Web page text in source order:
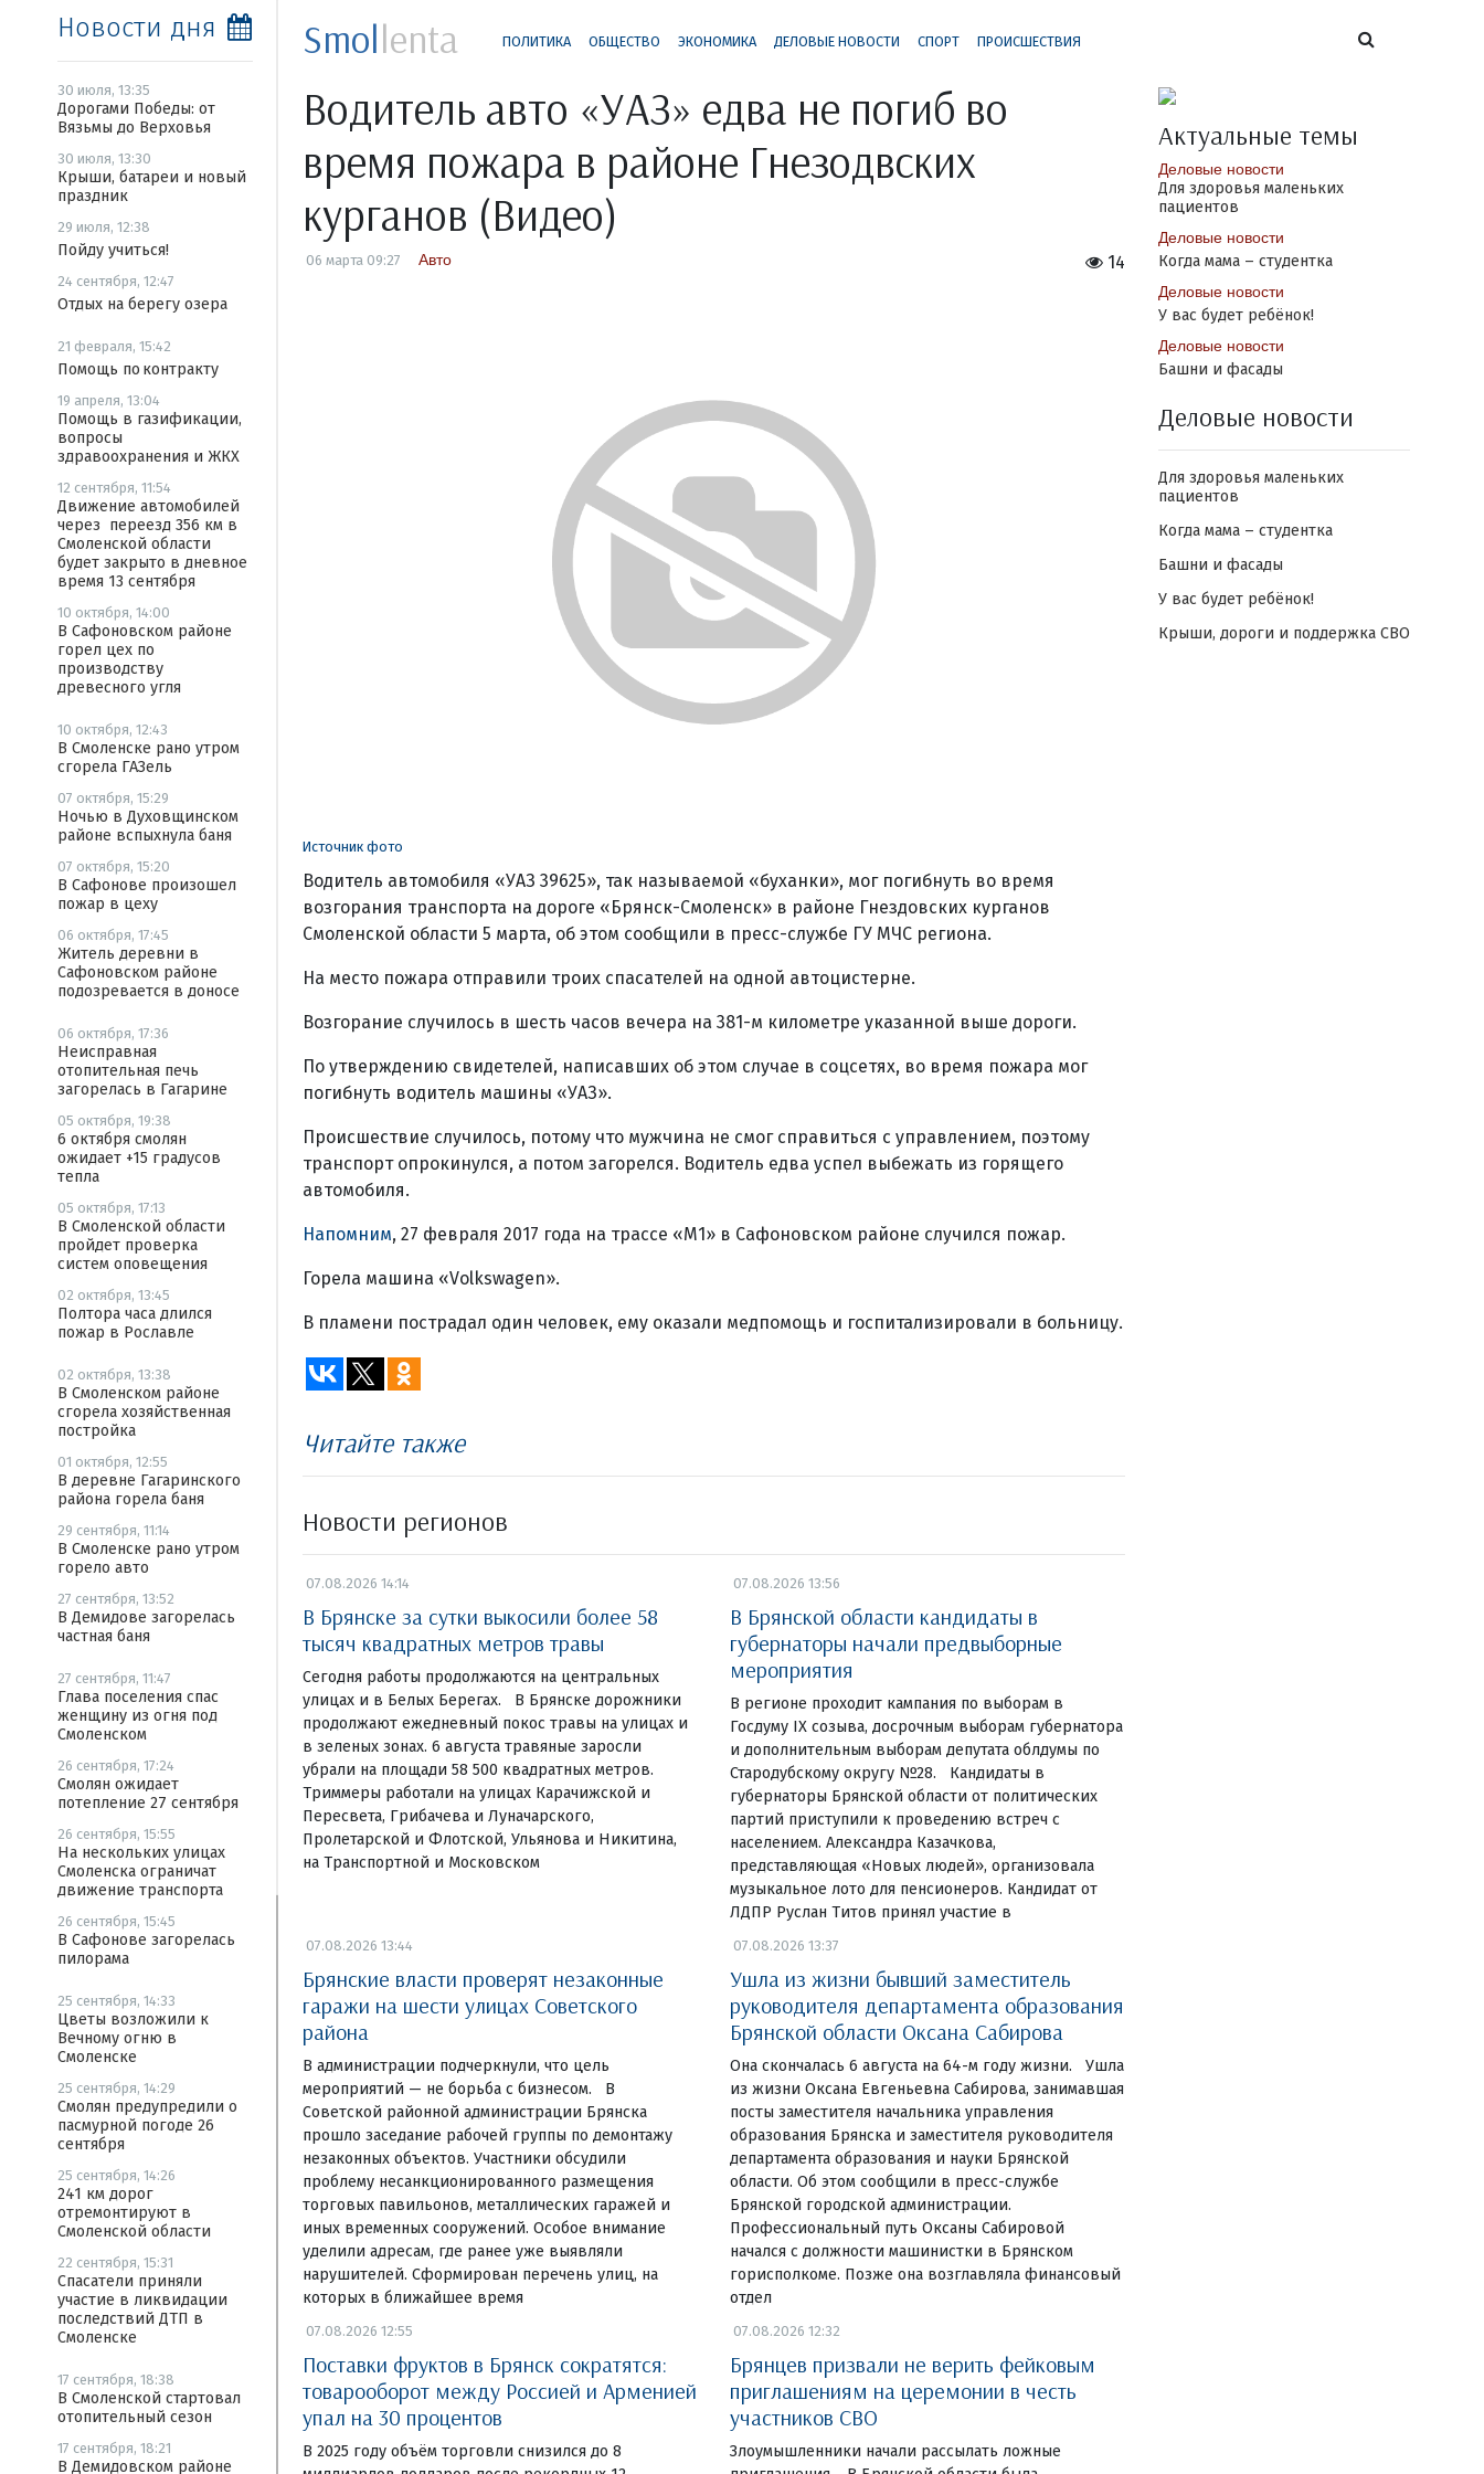
Новости дня
30 июля, 13:35
Дорогами Победы: от
Вязьмы до Верховья
30 июля, 13:30
Крыши, батареи и новый
праздник
29 июля, 12:38
Пойду учиться!
24 сентября, 12:47
Отдых на берегу озера
21 февраля, 15:42
Помощь по контракту
19 апреля, 13:04
Помощь в газификации,
вопросы
здравоохранения и ЖКХ
12 сентября, 11:54
Движение автомобилей
через переезд 356 км в
Смоленской области
будет закрыто в дневное
время 13 сентября
10 октября, 14:00
В Сафоновском районе
горел цех по
производству
древесного угля
10 октября, 12:43
В Смоленске рано утром
сгорела ГАЗель
07 октября, 15:29
Ночью в Духовщинском
районе вспыхнула баня
07 октября, 15:20
В Сафонове произошел
пожар в цеху
06 октября, 17:45
Житель деревни в
Сафоновском районе
подозревается в доносе
06 октября, 17:36
Неисправная
отопительная печь
загорелась в Гагарине
05 октября, 19:38
6 октября смолян
ожидает +15 градусов
тепла
05 октября, 17:13
В Смоленской области
пройдет проверка
систем оповещения
02 октября, 13:45
Полтора часа длился
пожар в Рославле
02 октября, 13:38
В Смоленском районе
сгорела хозяйственная
постройка
01 октября, 12:55
В деревне Гагаринского
района горела баня
29 сентября, 11:14
В Смоленске рано утром
горело авто
27 сентября, 13:52
В Демидове загорелась
частная баня
27 сентября, 11:47
Глава поселения спас
женщину из огня под
Смоленском
26 сентября, 17:24
Смолян ожидает
потепление 27 сентября
26 сентября, 15:55
На нескольких улицах
Смоленска ограничат
движение транспорта
26 сентября, 15:45
В Сафонове загорелась
пилорама
25 сентября, 14:33
Цветы возложили к
Вечному огню в
Смоленске
25 сентября, 14:29
Смолян предупредили о
пасмурной погоде 26
сентября
25 сентября, 14:26
241 км дорог
отремонтируют в
Смоленской области
22 сентября, 15:31
Спасатели приняли
участие в ликвидации
последствий ДТП в
Смоленске
17 сентября, 18:38
В Смоленской стартовал
отопительный сезон
17 сентября, 18:21
В Демидовском районе
Smollenta ПОЛИТИКА ОБЩЕСТВО ЭКОНОМИКА ДЕЛОВЫЕ НОВОСТИ СПОРТ ПРОИСШЕСТВИЯ
Водитель авто «УАЗ» едва не погиб во
время пожара в районе Гнезодвских
курганов (Видео)
14
06 марта 09:27 Авто
Источник фото
Водитель автомобиля «УАЗ 39625», так называемой «буханки», мог погибнуть во время
возгорания транспорта на дороге «Брянск-Смоленск» в районе Гнездовских курганов
Смоленской области 5 марта, об этом сообщили в пресс-службе ГУ МЧС региона.
На место пожара отправили троих спасателей на одной автоцистерне.
Возгорание случилось в шесть часов вечера на 381-м километре указанной выше дороги.
По утверждению свидетелей, написавших об этом случае в соцсетях, во время пожара мог
погибнуть водитель машины «УАЗ».
Происшествие случилось, потому что мужчина не смог справиться с управлением, поэтому
транспорт опрокинулся, а потом загорелся. Водитель едва успел выбежать из горящего
автомобиля.
Напомним, 27 февраля 2017 года на трассе «М1» в Сафоновском районе случился пожар.
Горела машина «Volkswagen».
В пламени пострадал один человек, ему оказали медпомощь и госпитализировали в больницу.
Читайте также
Новости регионов
07.08.2026 14:14
В Брянске за сутки выкосили более 58
тысяч квадратных метров травы
Сегодня работы продолжаются на центральных
улицах и в Белых Берегах. В Брянске дорожники
продолжают ежедневный покос травы на улицах и
в зеленых зонах. 6 августа травяные заросли
убрали на площади 58 500 квадратных метров.
Триммеры работали на улицах Карачижской и
Пересвета, Грибачева и Луначарского,
Пролетарской и Флотской, Ульянова и Никитина,
на Транспортной и Московском
07.08.2026 13:56
В Брянской области кандидаты в
губернаторы начали предвыборные
мероприятия
В регионе проходит кампания по выборам в
Госдуму IX созыва, досрочным выборам губернатора
и дополнительным выборам депутата облдумы по
Стародубскому округу №28. Кандидаты в
губернаторы Брянской области от политических
партий приступили к проведению встреч с
населением. Александра Казачкова,
представляющая «Новых людей», организовала
музыкальное лото для пенсионеров. Кандидат от
ЛДПР Руслан Титов принял участие в
07.08.2026 13:44
Брянские власти проверят незаконные
гаражи на шести улицах Советского
района
В администрации подчеркнули, что цель
мероприятий — не борьба с бизнесом. В
Советской районной администрации Брянска
прошло заседание рабочей группы по демонтажу
незаконных объектов. Участники обсудили
проблему несанкционированного размещения
торговых павильонов, металлических гаражей и
иных временных сооружений. Особое внимание
уделили адресам, где ранее уже выявляли
нарушителей. Сформирован перечень улиц, на
которых в ближайшее время
07.08.2026 13:37
Ушла из жизни бывший заместитель
руководителя департамента образования
Брянской области Оксана Сабирова
Она скончалась 6 августа на 64-м году жизни. Ушла
из жизни Оксана Евгеньевна Сабирова, занимавшая
посты заместителя начальника управления
образования Брянска и заместителя руководителя
департамента образования и науки Брянской
области. Об этом сообщили в пресс-службе
Брянской городской администрации.
Профессиональный путь Оксаны Сабировой
начался с должности машинистки в Брянском
горисполкоме. Позже она возглавляла финансовый
отдел
07.08.2026 12:55
Поставки фруктов в Брянск сократятся:
товарооборот между Россией и Арменией
упал на 30 процентов
В 2025 году объём торговли снизился до 8
07.08.2026 12:32
Брянцев призвали не верить фейковым
приглашениям на церемонии в честь
участников СВО
Злоумышленники начали рассылать ложные
Актуальные темы
Деловые новости
Для здоровья маленьких
пациентов
Деловые новости
Когда мама – студентка
Деловые новости
У вас будет ребёнок!
Деловые новости
Башни и фасады
Деловые новости
Для здоровья маленьких
пациентов
Когда мама – студентка
Башни и фасады
У вас будет ребёнок!
Крыши, дороги и поддержка СВО